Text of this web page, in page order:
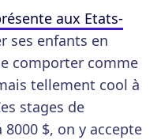
aux Etats-
ses enfants en
comporter comme
tellement cool à
stages de
$, on y accepte